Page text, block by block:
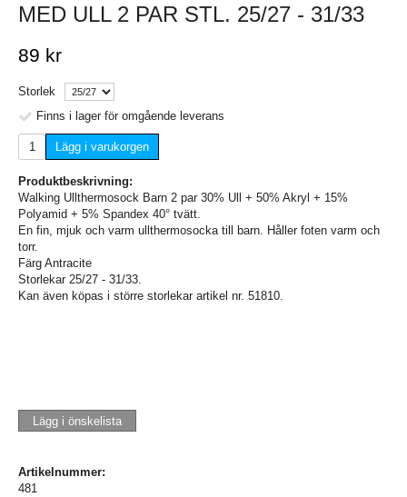
MED ULL 2 PAR STL. 25/27 - 31/33
89 kr
Storlek
Finns i lager för omgående leverans
Lägg i varukorgen
Produktbeskrivning:
Walking Ullthermosock Barn 2 par 30% Ull + 50% Akryl + 15%
Polyamid + 5% Spandex 40° tvätt.
En fin, mjuk och varm ullthermosocka till barn. Håller foten varm och
torr.
Färg Antracite
Storlekar 25/27 - 31/33.
Kan även köpas i större storlekar artikel nr. 51810.
Lägg i önskelista
Artikelnummer:
481